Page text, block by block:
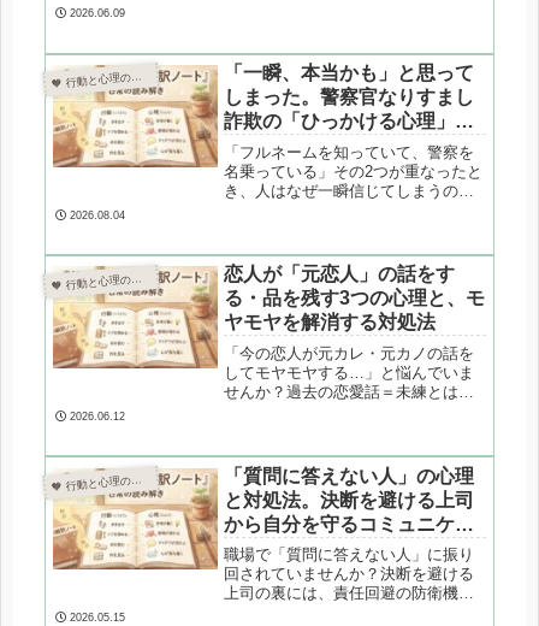
途絶える心理メカニズムと、彼に振
り回されずデートを確定させる3つの
実践的な対処法を解説します。
2026.06.09
 行動と心理の翻訳ノート
「一瞬、本当かも」と思って
しまった。警察官なりすまし
詐欺の「ひっかける心理」と
「揺らぐ理由」を翻訳する
「フルネームを知っていて、警察を
名乗っている」その2つが重なったと
き、人はなぜ一瞬信じてしまうので
と、揺らいでしまう側のメカニズム
を解説します。2025年の最新データ
付き。
2026.08.04
 行動と心理の翻訳ノート
恋人が「元恋人」の話をす
る・品を残す3つの心理と、モ
ヤモヤを解消する対処法
「今の恋人が元カレ・元カノの話を
してモヤモヤする…」と悩んでいま
せんか？過去の恋愛話＝未練とは限
を解き明かし、過去の亡霊に振り回
されず二人の絆を深めるための3つの
対処法を解説します。
2026.06.12
 行動と心理の翻訳ノート
「質問に答えない人」の心理
と対処法。決断を避ける上司
から自分を守るコミュニケー
ション防衛術
職場で「質問に答えない人」に振り
回されていませんか？決断を避ける
上司の裏には、責任回避の防衛機制
2026.05.15